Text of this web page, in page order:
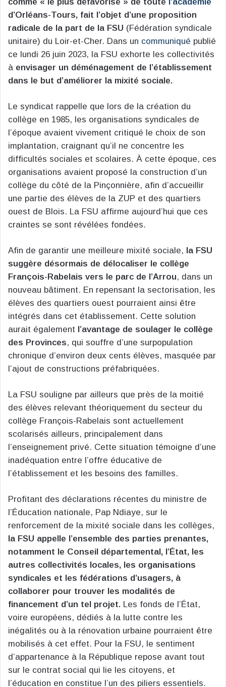
d’Orléans-Tours, fait l’objet d’une proposition
radicale de la part de la FSU (Fédération syndicale
unitaire) du Loir-et-Cher. Dans un communiqué publié
ce lundi 26 juin 2023, la FSU exhorte les collectivités
à envisager un déménagement de l’établissement
dans le but d’améliorer la mixité sociale.
Le syndicat rappelle que lors de la création du
collège en 1985, les organisations syndicales de
l’époque avaient vivement critiqué le choix de son
implantation, craignant qu’il ne concentre les
difficultés sociales et scolaires. À cette époque, ces
organisations avaient proposé la construction d’un
collège du côté de la Pinçonnière, afin d’accueillir
une partie des élèves de la ZUP et des quartiers
ouest de Blois. La FSU affirme aujourd’hui que ces
craintes se sont révélées fondées.
Afin de garantir une meilleure mixité sociale, la FSU
suggère désormais de délocaliser le collège
François-Rabelais vers le parc de l’Arrou, dans un
nouveau bâtiment. En repensant la sectorisation, les
élèves des quartiers ouest pourraient ainsi être
intégrés dans cet établissement. Cette solution
aurait également l’avantage de soulager le collège
des Provinces, qui souffre d’une surpopulation
chronique d’environ deux cents élèves, masquée par
l’ajout de constructions préfabriquées.
La FSU souligne par ailleurs que près de la moitié
des élèves relevant théoriquement du secteur du
collège François-Rabelais sont actuellement
scolarisés ailleurs, principalement dans
l’enseignement privé. Cette situation témoigne d’une
inadéquation entre l’offre éducative de
l’établissement et les besoins des familles.
Profitant des déclarations récentes du ministre de
l’Éducation nationale, Pap Ndiaye, sur le
renforcement de la mixité sociale dans les collèges,
la FSU appelle l’ensemble des parties prenantes,
notamment le Conseil départemental, l’État, les
autres collectivités locales, les organisations
syndicales et les fédérations d’usagers, à
collaborer pour trouver les modalités de
financement d’un tel projet. Les fonds de l’État,
voire européens, dédiés à la lutte contre les
inégalités ou à la rénovation urbaine pourraient être
mobilisés à cet effet. Pour la FSU, le sentiment
d’appartenance à la République repose avant tout
sur le contrat social qui lie les citoyens, et
l’éducation en constitue l’un des piliers essentiels.